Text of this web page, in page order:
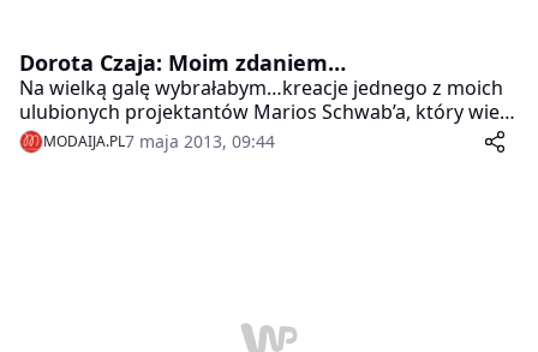
Dorota Czaja: Moim zdaniem…
Na wielką galę wybrałabym…kreacje jednego z moich
ulubionych projektantów Marios Schwab’a, który wie,
jak budzić pożądanie i zamienić kobietę w femme
fatale. Przy czym robi to z elegancją i w
MODAIJA.PL7 maja 2013, 09:44